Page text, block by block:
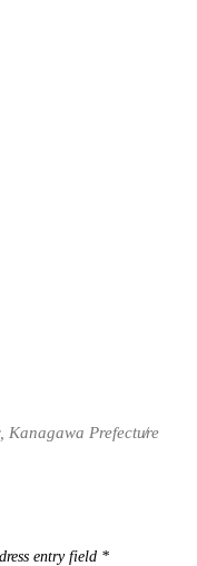
Prefecture
/
entry field